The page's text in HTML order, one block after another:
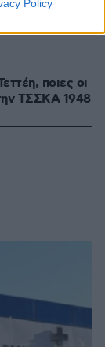
Policy
10 έχουν
ποιες οι
ΤΣΣΚΑ 1948